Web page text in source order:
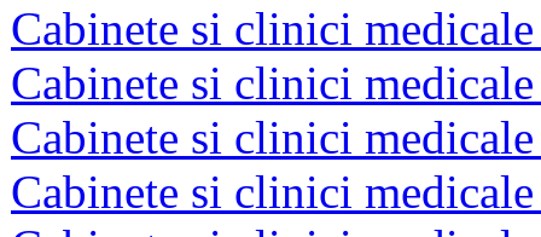
Cabinete si clinici
Cabinete si clinici
Cabinete si clinici
Cabinete si clinici